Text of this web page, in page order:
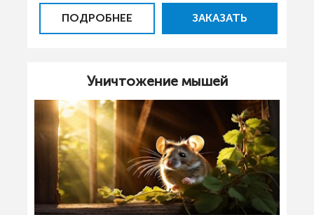
ПОДРОБНЕЕ ЗАКАЗАТЬ
Уничтожение мышей